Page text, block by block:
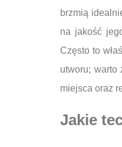
brzmią
na jakość
Często to
utworu; warto
miejsca oraz
Jakie